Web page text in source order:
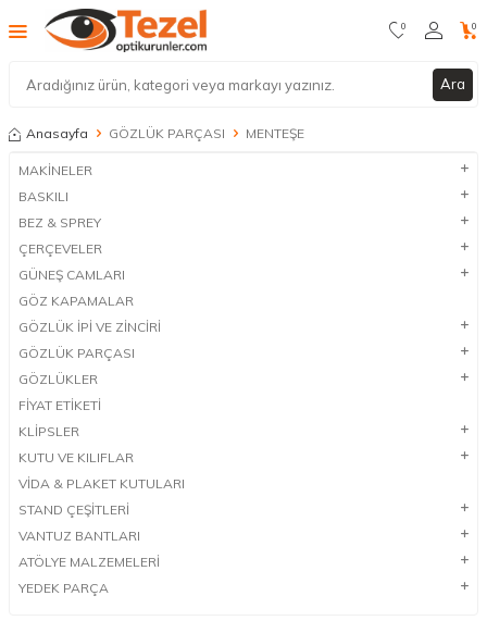
Ara
0 0
Anasayfa GÖZLÜK PARÇASI MENTEŞE
MAKİNELER
BASKILI
BEZ & SPREY
ÇERÇEVELER
GÜNEŞ CAMLARI
GÖZ KAPAMALAR
GÖZLÜK İPİ VE ZİNCİRİ
GÖZLÜK PARÇASI
GÖZLÜKLER
FİYAT ETİKETİ
KLİPSLER
KUTU VE KILIFLAR
VİDA & PLAKET KUTULARI
STAND ÇEŞİTLERİ
VANTUZ BANTLARI
ATÖLYE MALZEMELERİ
YEDEK PARÇA